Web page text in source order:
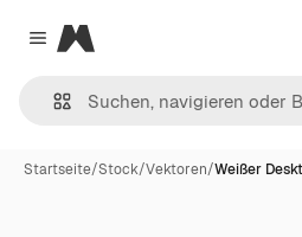
Close menu
Magnific
Startseite/Stock/Vektoren/Weißer